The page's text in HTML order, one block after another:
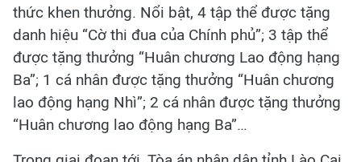
thức khen thưởng. Nổi bật, 4 tập thể được tặng
danh hiệu “Cờ thi đua của Chính phủ”; 3 tập thể
được tặng thưởng “Huân chương Lao động hạng
Ba”; 1 cá nhân được tặng thưởng “Huân chương
lao động hạng Nhì”; 2 cá nhân được tặng thưởng
“Huân chương lao động hạng Ba”…